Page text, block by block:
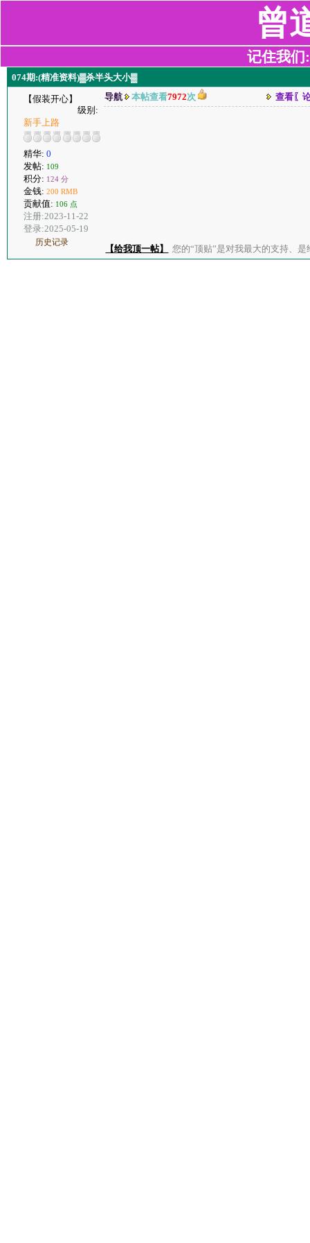
曾
记住我们
074期:(精准资料)▓杀半头大小▓
【假装开心】
级别:
新手上路
精华: 0
发帖: 109
积分: 124 分
金钱: 200 RMB
贡献值: 106 点
注册:2023-11-22
登录:2025-05-19
历史记录
导航 本帖查看7972次 查看〖
【给我顶一帖】 您的“顶贴”是对我最大的支持、